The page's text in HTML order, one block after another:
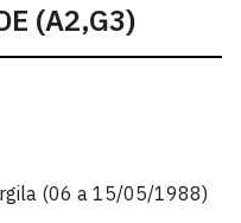
(A2,G3)
(06 a 15/05/1988)